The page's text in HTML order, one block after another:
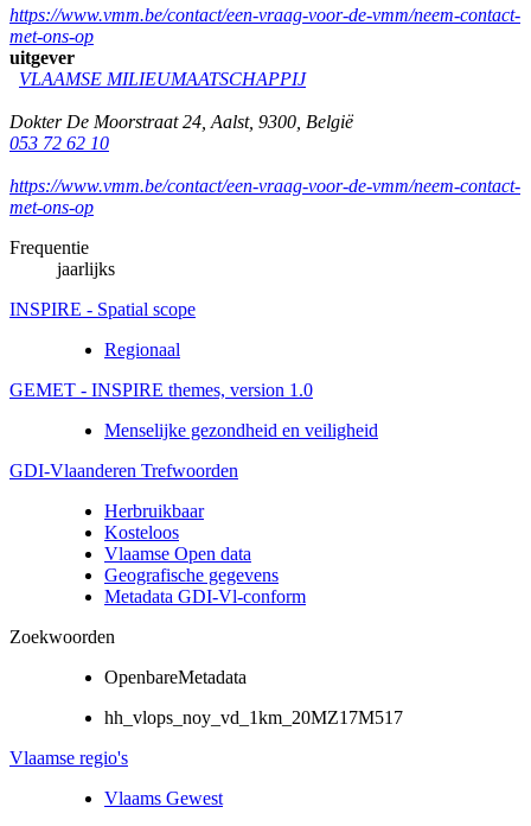
https://www.vmm.be/contact/een-vraag-voor-de-vmm/neem-contact-
met-ons-op
uitgever
VLAAMSE MILIEUMAATSCHAPPIJ
Dokter De Moorstraat 24 Aalst, 9300 België
053 72 62 10
https://www.vmm.be/contact/een-vraag-voor-de-vmm/neem-contact-
met-ons-op
Frequentie
jaarlijks
INSPIRE - Spatial scope
Regionaal
GEMET - INSPIRE themes, version 1.0
Menselijke gezondheid en veiligheid
GDI-Vlaanderen Trefwoorden
Herbruikbaar
Kosteloos
Vlaamse Open data
Geografische gegevens
Metadata GDI-Vl-conform
Zoekwoorden
OpenbareMetadata
hh_vlops_noy_vd_1km_20MZ17M517
Vlaamse regio's
Vlaams Gewest